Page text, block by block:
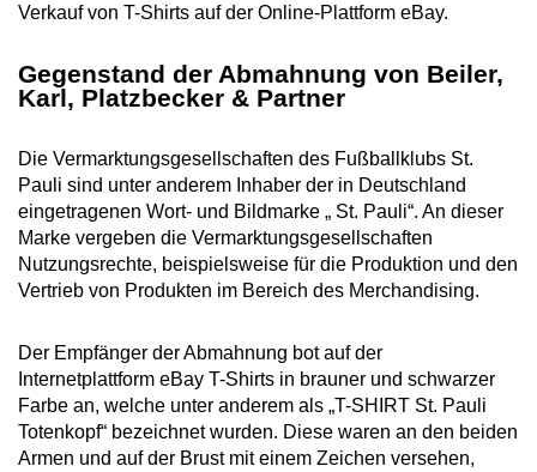
Verkauf von T-Shirts auf der Online-Plattform eBay.
Gegenstand der Abmahnung von Beiler,
Karl, Platzbecker & Partner
Die Vermarktungsgesellschaften des Fußballklubs St.
Pauli sind unter anderem Inhaber der in Deutschland
eingetragenen Wort- und Bildmarke „ St. Pauli“. An dieser
Marke vergeben die Vermarktungsgesellschaften
Nutzungsrechte, beispielsweise für die Produktion und den
Vertrieb von Produkten im Bereich des Merchandising.
Der Empfänger der Abmahnung bot auf der
Internetplattform eBay T-Shirts in brauner und schwarzer
Farbe an, welche unter anderem als „T-SHIRT St. Pauli
Totenkopf“ bezeichnet wurden. Diese waren an den beiden
Armen und auf der Brust mit einem Zeichen versehen,